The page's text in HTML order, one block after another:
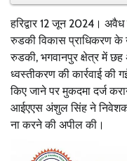
हरिद्वार 12 जून 2024। अवैध
रुडकी विकास प्राधिकरण के
रुडकी, भगवानपुर क्षेत्र में
ध्वस्तीकरण की कार्रवाई की
किए जाने पर मुकदमा दर्ज
आईएएस अंशुल सिंह ने निवेशकों
ना करने की अपील की।